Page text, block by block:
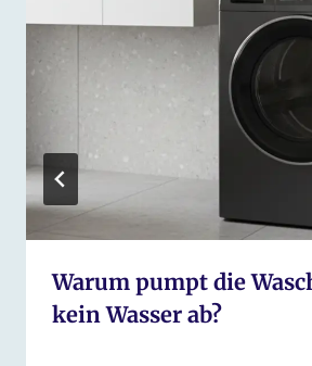
Warum pumpt die
kein Wasser ab?